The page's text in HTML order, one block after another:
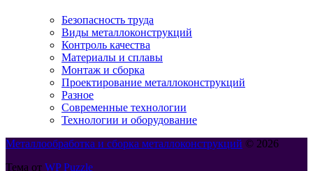
Безопасность труда
Виды металлоконструкций
Контроль качества
Материалы и сплавы
Монтаж и сборка
Проектирование металлоконструкций
Разное
Современные технологии
Технологии и оборудование
Металлообработка и сборка металлоконструкций © 2026
Тема от WP Puzzle